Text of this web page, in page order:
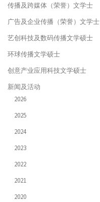
传播及跨媒体（荣誉）文学士
广告及企业传播（荣誉）文学士
艺创科技及数码传播文学硕士
环球传播文学硕士
创意产业应用科技文学硕士
新闻及活动
2026
2025
2024
2023
2022
2021
2020